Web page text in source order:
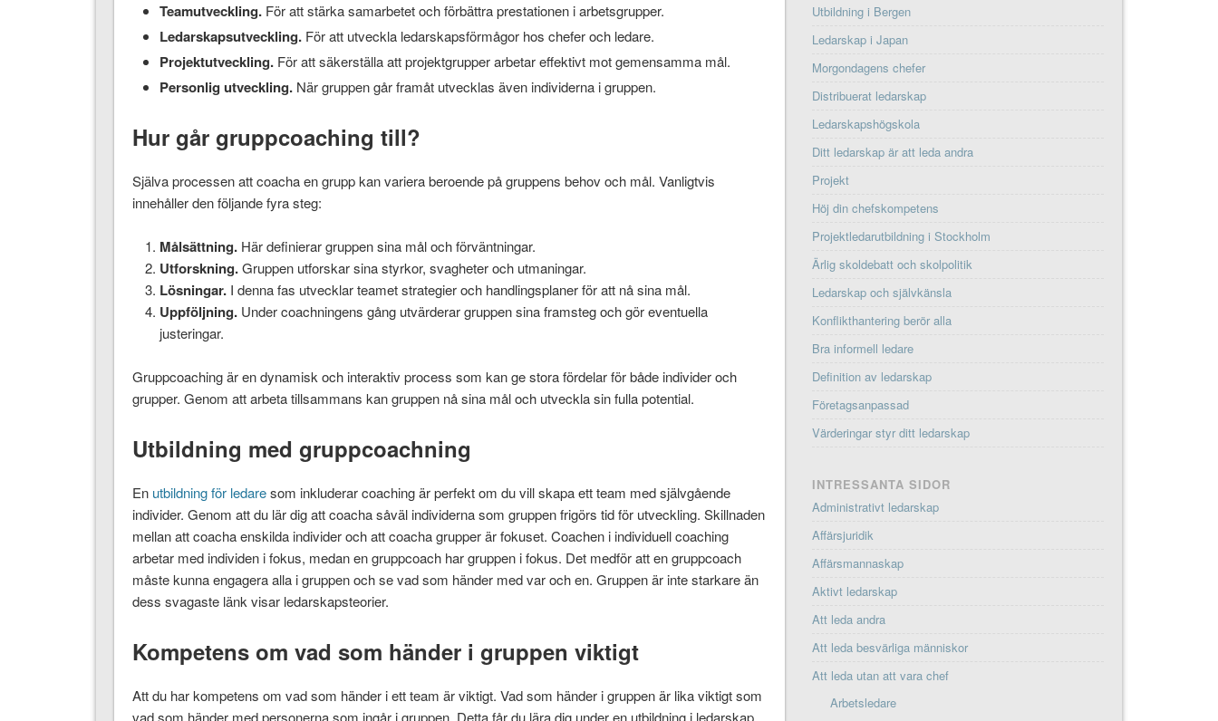
Teamutveckling.För att stärka samarbetet och förbättra prestationen i arbetsgrupper.
Ledarskapsutveckling.För att utveckla ledarskapsförmågor hos chefer och ledare.
Projektutveckling.För att säkerställa att projektgrupper arbetar effektivt mot gemensamma mål.
Personlig utveckling.När gruppen går framåt utvecklas även individerna i gruppen.
Hur går gruppcoaching till?
Själva processen att coacha en grupp kan variera beroende på gruppens behov och mål. Vanligtvis
innehåller den följande fyra steg:
Målsättning. Här definierar gruppen sina mål och förväntningar.
Utforskning.Gruppen utforskar sina styrkor, svagheter och utmaningar.
Lösningar.I denna fas utvecklar teamet strategier och handlingsplaner för att nå sina mål.
Uppföljning.Under coachningens gång utvärderar gruppen sina framsteg och gör eventuella
justeringar.
Gruppcoaching är en dynamisk och interaktiv process som kan ge stora fördelar för både individer och
grupper. Genom att arbeta tillsammans kan gruppen nå sina mål och utveckla sin fulla potential.
Utbildning med gruppcoachning
En utbildning för ledaresom inkluderar coaching är perfekt om du vill skapa ett team med självgående
individer. Genom att du lär dig att coacha såväl individerna som gruppen frigörs tid för utveckling. Skillnaden
mellan att coacha enskilda individer och att coacha grupper är fokuset. Coachen i individuell coaching
arbetar med individen i fokus, medan en gruppcoach har gruppen i fokus. Det medför att en gruppcoach
måste kunna engagera alla i gruppen och se vad som händer med var och en. Gruppen är inte starkare än
dess svagaste länk visar ledarskapsteorier.
Kompetens om vad som händer i gruppen viktigt
Att du har kompetens om vad som händer i ett team är viktigt. Vad som händer i gruppen är lika viktigt som
vad som händer med personerna som ingår i gruppen. Detta får du lära dig under en utbildning i ledarskap
Utbildning i Bergen
Ledarskap i Japan
Morgondagens chefer
Distribuerat ledarskap
Ledarskapshögskola
Ditt ledarskap är att leda andra
Projekt
Höj din chefskompetens
Projektledarutbildning i Stockholm
Ärlig skoldebatt och skolpolitik
Ledarskap och självkänsla
Konflikthantering berör alla
Bra informell ledare
Definition av ledarskap
Företagsanpassad
Värderingar styr ditt ledarskap
INTRESSANTA SIDOR
Administrativt ledarskap
Affärsjuridik
Affärsmannaskap
Aktivt ledarskap
Att leda andra
Att leda besvärliga människor
Att leda utan att vara chef
Arbetsledare